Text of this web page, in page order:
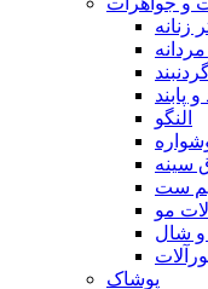
زنانه
پابند
النگو
سینه
ست
مو
شال
پوشاک